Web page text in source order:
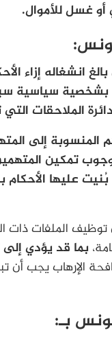
غسل للأموال.
انشغاله إزاء
سياسية سبق
الملاحقات التي
إلى
تمكين
عليها
الملفات ذات
بما قد يؤدي
الإرهاب يجب أن
بـ: